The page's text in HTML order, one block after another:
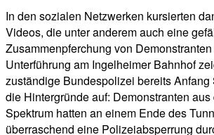
In den sozialen Netzwerken kursierten
Videos, die unter anderem auch eine
Zusammenpferchung von
Unterführung am Ingelheimer Bahnhof
zuständige Bundespolizei bereits Anfang
die Hintergründe auf: Demonstranten
Spektrum hatten an einem Ende des
überraschend eine Polizeiabsperrung